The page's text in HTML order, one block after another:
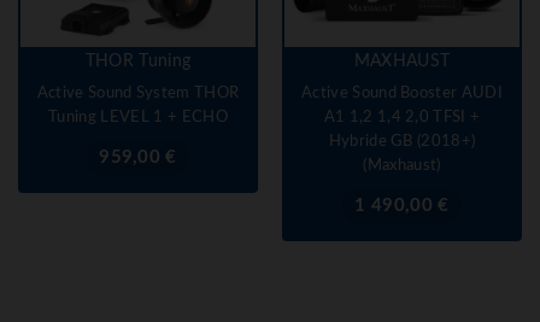
THOR Tuning
Active Sound System THOR
Tuning LEVEL 1 + ECHO
Prix
959,00 €
MAXHAUST
Active Sound Booster AUDI
A1 1,2 1,4 2,0 TFSI +
Hybride GB (2018+)
(Maxhaust)
Prix1 490,00 €